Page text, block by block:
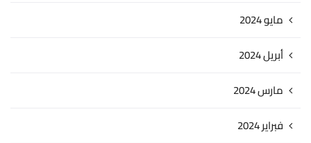
مايو 2024
أبريل 2024
مارس 2024
فبراير 2024